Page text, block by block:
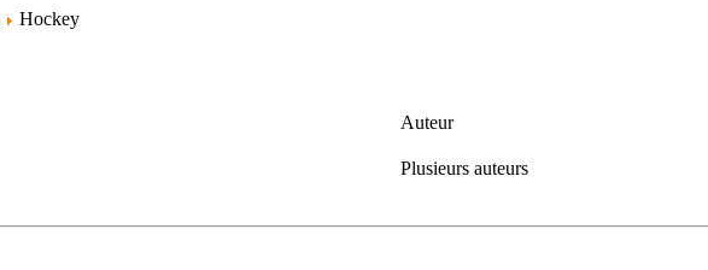
Hockey
Auteur
Plusieurs auteurs